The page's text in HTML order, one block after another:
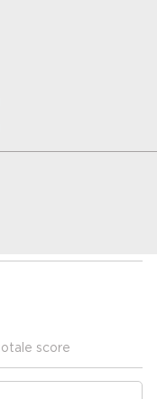
score